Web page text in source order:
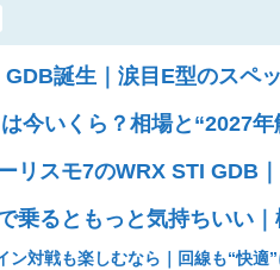
GDB誕生｜涙目E型のスペ
今いくら？相場と“2027
リスモ7のWRX STI GDB
乗るともっと気持ちいい｜
ン対戦も楽しむなら｜回線も“快適”